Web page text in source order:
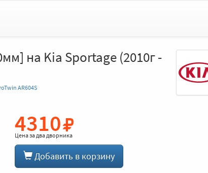
на Kia Sportage (2010г -
AR604S
4310
Цена задва дворника
Добавить в корзину